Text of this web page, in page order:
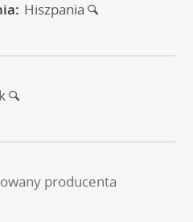
Hiszpania
producenta